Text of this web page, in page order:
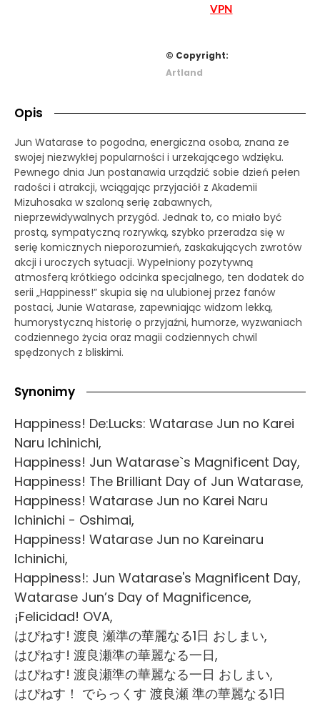
VPN
© Copyright:
Artland
Opis
Jun Watarase to pogodna, energiczna osoba, znana ze
swojej niezwykłej popularności i urzekającego wdzięku.
Pewnego dnia Jun postanawia urządzić sobie dzień pełen
radości i atrakcji, wciągając przyjaciół z Akademii
Mizuhosaka w szaloną serię zabawnych,
nieprzewidywalnych przygód. Jednak to, co miało być
prostą, sympatyczną rozrywką, szybko przeradza się w
serię komicznych nieporozumień, zaskakujących zwrotów
akcji i uroczych sytuacji. Wypełniony pozytywną
atmosferą krótkiego odcinka specjalnego, ten dodatek do
serii „Happiness!” skupia się na ulubionej przez fanów
postaci, Junie Watarase, zapewniając widzom lekką,
humorystyczną historię o przyjaźni, humorze, wyzwaniach
codziennego życia oraz magii codziennych chwil
spędzonych z bliskimi.
Synonimy
Happiness! De:Lucks: Watarase Jun no Karei
Naru Ichinichi,
Happiness! Jun Watarase`s Magnificent Day,
Happiness! The Brilliant Day of Jun Watarase,
Happiness! Watarase Jun no Karei Naru
Ichinichi - Oshimai,
Happiness! Watarase Jun no Kareinaru
Ichinichi,
Happiness!: Jun Watarase's Magnificent Day,
Watarase Jun’s Day of Magnificence,
¡Felicidad! OVA,
はぴねす! 渡良 瀬準の華麗なる1日 おしまい,
はぴねす! 渡良瀬準の華麗なる一日,
はぴねす! 渡良瀬準の華麗なる一日 おしまい,
はぴねす！ でらっくす 渡良瀬 準の華麗なる1日